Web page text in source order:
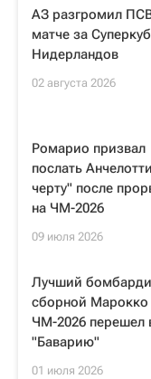
АЗ разгромил
матче за
Нидерландов
02 августа 2026
Ромарио призвал
послать
черту" после
на ЧМ-2026
09 июля 2026
Лучший
сборной Марокко
ЧМ-2026 перешел
"Баварию"
01 июля 2026